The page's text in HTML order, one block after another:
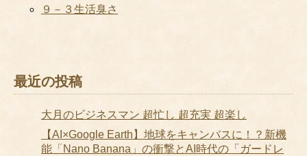
９－３生活臭さ
最近の投稿
大月のビジネスマン 超忙し 超充実 超楽し
【AI×Google Earth】地球をキャンバスに！？新機
能「Nano Banana」の衝撃とAI時代の「ガードレ